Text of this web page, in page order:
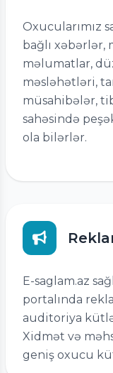
Oxucularımız
bağlı xəbərlər,
məlumatlar,
məsləhətləri,
müsahibələr,
sahəsində
ola bilərlər.
E-saglam.az
portalında
auditoriya
Xidmət və
geniş oxucu